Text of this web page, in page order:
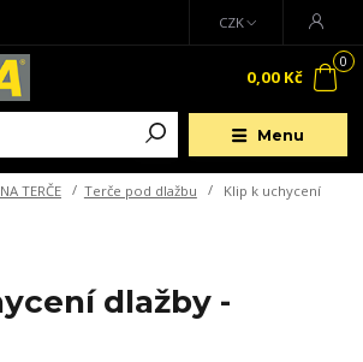
Menu
CZK
0
0,00 Kč
TERČE Terče pod dlažbu
Klip k uchycení
dlažby -